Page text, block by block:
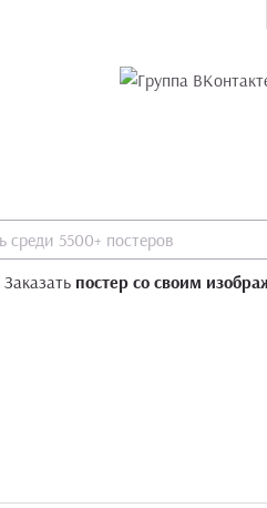
Заказать постер со своим